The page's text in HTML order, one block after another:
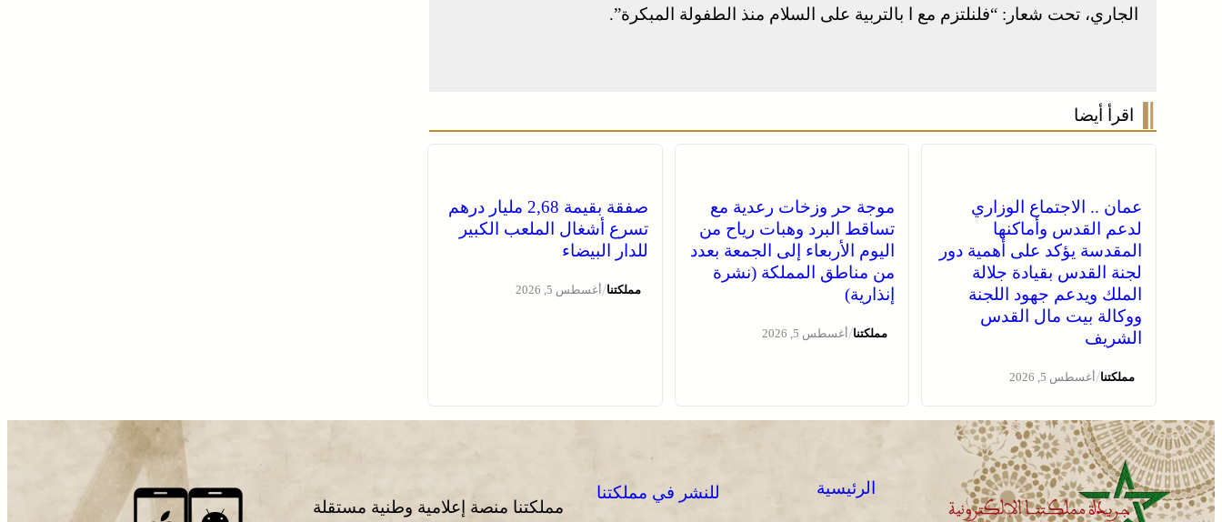
الجاري، تحت شعار: “فلنلتزم مع ا بالتربية على السلام منذ الطفولة المبكرة”.
اقرأ أيضا
عمان .. الاجتماع الوزاري
لدعم القدس وأماكنها
المقدسة يؤكد على أهمية دور
لجنة القدس بقيادة جلالة
الملك ويدعم جهود اللجنة
ووكالة بيت مال القدس
الشريف
مملكتنا/أغسطس 5, 2026
موجة حر وزخات رعدية مع
تساقط البرد وهبات رياح من
اليوم الأربعاء إلى الجمعة بعدد
من مناطق المملكة (نشرة
إنذارية)
مملكتنا/أغسطس 5, 2026
صفقة بقيمة 2,68 مليار درهم
تسرع أشغال الملعب الكبير
للدار البيضاء
مملكتنا/أغسطس 5, 2026
الرئيسية للنشر في مملكتنا
مملكتنا منصة إعلامية وطنية مستقلة